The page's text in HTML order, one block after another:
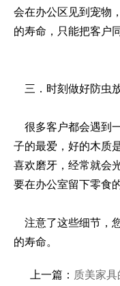
会在办公区见到宠物
的寿命，只能把客户
三．时刻做好防虫
很多客户都会遇到
子的最爱，好的木质
喜欢磨牙，经常就会
要在办公室留下零食
注意了这些细节，
的寿命。
上一篇： 质美家具